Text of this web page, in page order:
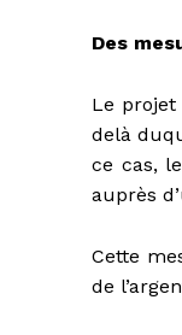
Des
Le
delà
ce cas,
auprès
Cette
de